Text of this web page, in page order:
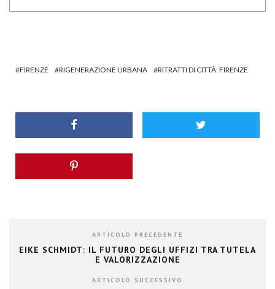
FIRENZE RIGENERAZIONE URBANA RITRATTI DI CITTÀ: FIRENZE
ARTICOLO PRECEDENTE
EIKE SCHMIDT: IL FUTURO DEGLI UFFIZI TRA TUTELA
E VALORIZZAZIONE
ARTICOLO SUCCESSIVO